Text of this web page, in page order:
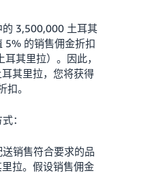
的 3,500,000 土耳其
5% 的销售佣金折扣
其里拉）。因此，
其里拉，您将获得
。
：
销售符合要求的品
拉。假设销售佣金